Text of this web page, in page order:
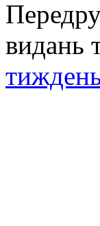
видань